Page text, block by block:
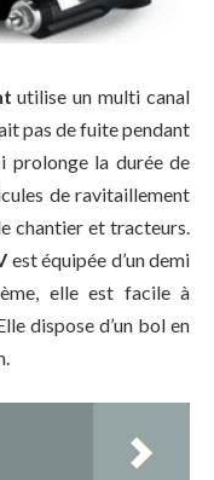
utilise un multi canal
ait pas de fuite pendant
prolonge la durée de
de ravitaillement
chantier et tracteurs.
est équipée d’un demi
elle est facile à
dispose d’un bol en